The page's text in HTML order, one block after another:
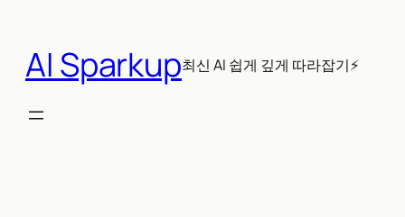
AI Sparkup최신 AI 쉽게 깊게 따라잡기⚡